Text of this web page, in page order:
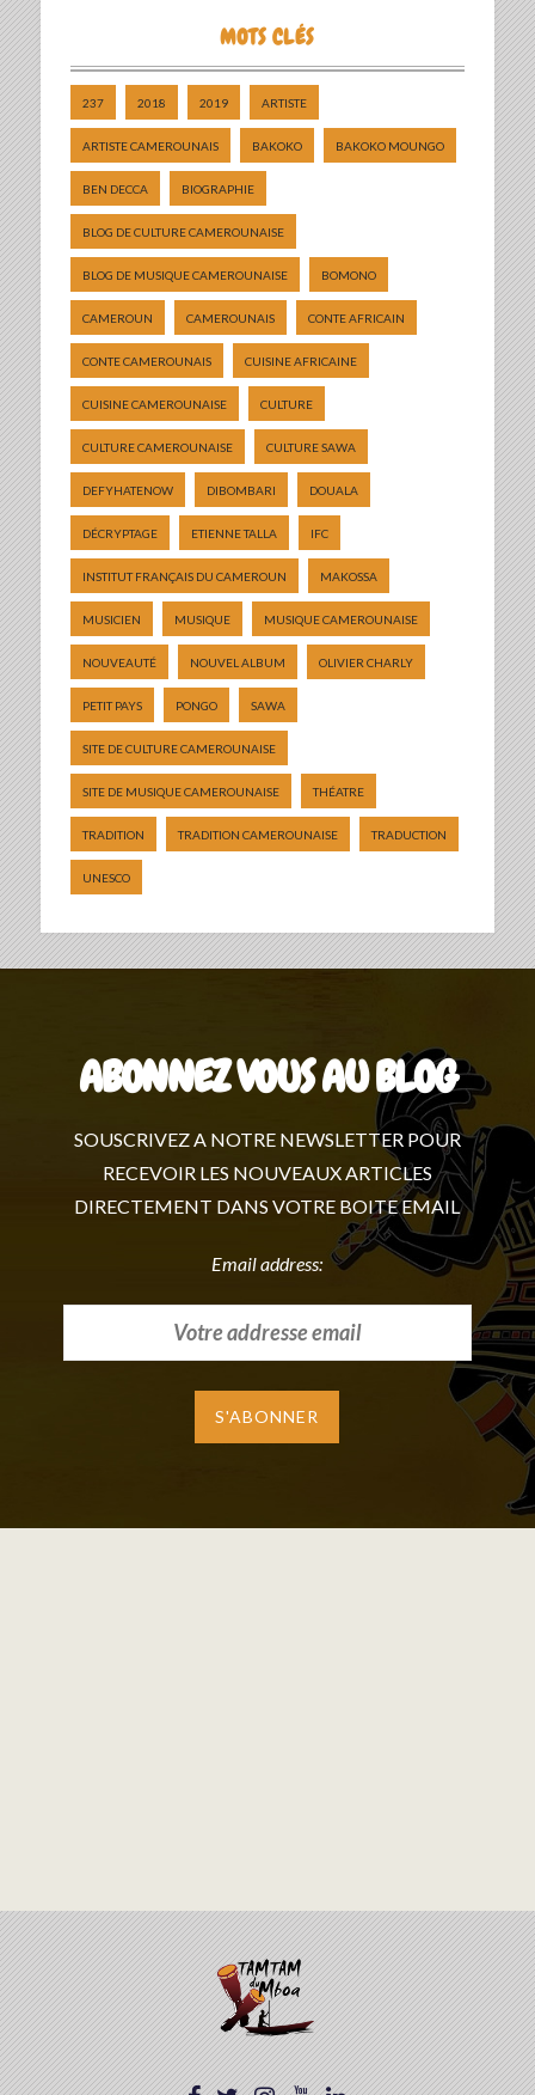
MOTS CLÉS
237 2018 2019 ARTISTE
ARTISTE CAMEROUNAIS BAKOKO BAKOKO MOUNGO
BEN DECCA BIOGRAPHIE
BLOG DE CULTURE CAMEROUNAISE
BLOG DE MUSIQUE CAMEROUNAISE BOMONO
CAMEROUN CAMEROUNAIS CONTE AFRICAIN
CONTE CAMEROUNAIS CUISINE AFRICAINE
CUISINE CAMEROUNAISE CULTURE
CULTURE CAMEROUNAISE CULTURE SAWA
DEFYHATENOW DIBOMBARI DOUALA
DÉCRYPTAGE ETIENNE TALLA IFC
INSTITUT FRANÇAIS DU CAMEROUN MAKOSSA
MUSICIEN MUSIQUE MUSIQUE CAMEROUNAISE
NOUVEAUTÉ NOUVEL ALBUM OLIVIER CHARLY
PETIT PAYS PONGO SAWA
SITE DE CULTURE CAMEROUNAISE
SITE DE MUSIQUE CAMEROUNAISE THÉATRE
TRADITION TRADITION CAMEROUNAISE TRADUCTION
UNESCO
ABONNEZ VOUS AU BLOG
SOUSCRIVEZ A NOTRE NEWSLETTER POUR
RECEVOIR LES NOUVEAUX ARTICLES
DIRECTEMENT DANS VOTRE BOITE EMAIL
Email address: